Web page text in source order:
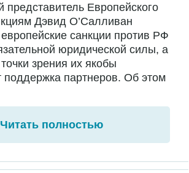
Европейского
Дэвид О’Салливан
санкции против РФ
юридической силы, а
зрения их якобы
поддержка партнеров. Об этом
Читать полностью